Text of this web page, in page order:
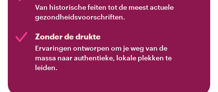
Van historische feiten tot de meest actuele
gezondheidsvoorschriften.
Zonder de drukte
Ervaringen ontworpen om je weg van de
massa naar authentieke, lokale plekken te
leiden.